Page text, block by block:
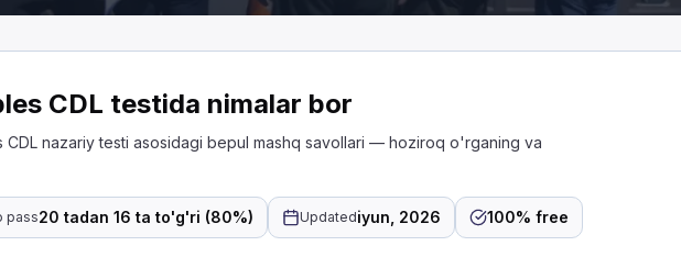
CDL testida nimalar bor
CDL nazariy testi asosidagi bepul mashq savollari — hoziroq o'rganing va
pass20 tadan 16 ta to'g'ri (80%) Updatediyun, 2026 100% free